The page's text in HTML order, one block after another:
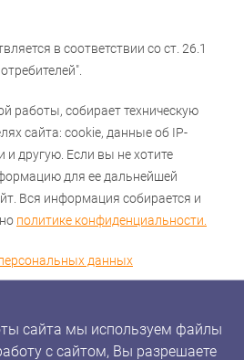
в соответствии со ст. 26.1
работы, собирает техническую
сайта: cookie, данные об IP-
и другую. Если вы не хотите
для ее дальнейшей
Вся информация собирается и
политике конфиденциальности.
данных
сайта мы используем файлы
с сайтом, Вы разрешаете